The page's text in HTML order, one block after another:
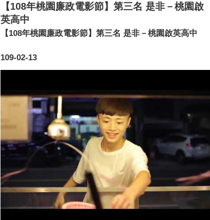
【108年桃園廉政電影節】第三名 是非－桃園啟
英高中
109-02-13
【108年桃園廉政電影節】第三名 是非－桃園啟英高中